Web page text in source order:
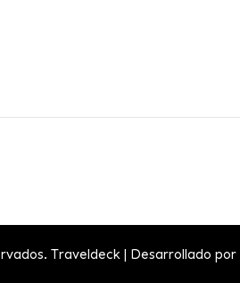
Traveldeck | Desarrollado por